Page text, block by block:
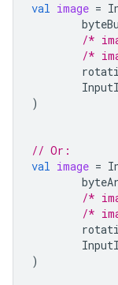
val image =
/*
/*
)
// Or:
val image =
/*
/*
)